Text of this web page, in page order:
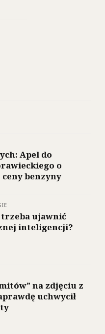
Apel do
o
benzyny
ujawnić
inteligencji?
na zdjęciu z
uchwycił